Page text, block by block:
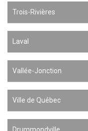
Trois-Rivières
Laval
Vallée-Jonction
Ville de Québec